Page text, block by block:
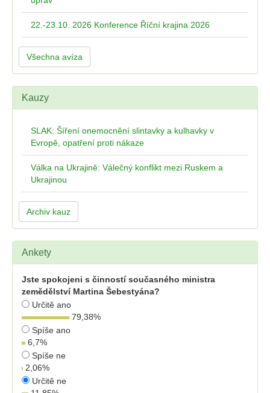
22.-23.10. 2026 Konference Říční krajina 2026
Všechna avíza
Kauzy
SLAK: Šíření onemocnění slintavky a kulhavky v
Evropě, opatření proti nákaze
Válka na Ukrajině: Válečný konflikt mezi Ruskem a
Ukrajinou
Archiv kauz
Ankety
Jste spokojeni s činností současného ministra
zemědělství Martina Šebestyána?
Určitě ano
79,38%
Spíše ano
6,7%
Spíše ne
2,06%
Určitě ne